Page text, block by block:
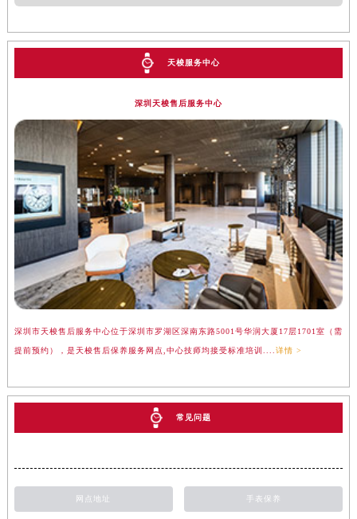
天梭服务中心
深圳天梭售后服务中心
深圳市天梭售后服务中心位于深圳市罗湖区深南东路5001号华润大厦17层1701室（需
提前预约），是天梭售后保养服务网点,中心技师均接受标准培训....详情 >
常见问题
网点地址 手表保养